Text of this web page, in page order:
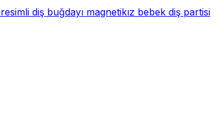
resimli diş buğdayı magnetikız bebek diş partisi